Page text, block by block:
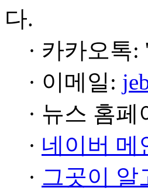
다.
· 카카오톡
· 이메일:
· 뉴스 홈페
· 네이버
· 그곳이